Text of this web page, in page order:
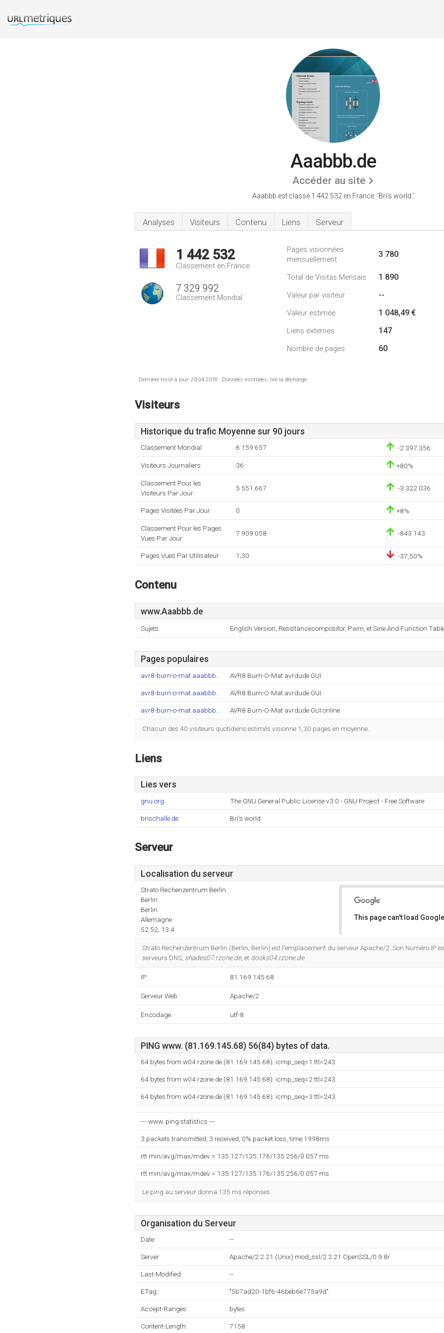
Aaabbb.de
Accéder au site
Aaabbb est classé 1 442 532 en France. 'Bri's world.'
Analyses Visiteurs Contenu Liens Serveur
1 442 532
Classement en France
7 329 992
Classement Mondial
Pages visionnées
mensuellement
3 780
Total de Visitas Mensais 1 890
Valeur par visiteur --
Valeur estimée 1 048,49 €
Liens externes 147
Nombre de pages 60
Dernière mise à jour: 20-04-2018 . Données estimées, lire la décharge.
Visiteurs
Historique du trafic Moyenne sur 90 jours
Classement Mondial 6 159 657 -2 397 356
Visiteurs Journaliers 36 +80%
Classement Pour les
Visiteurs Par Jour
5 551 667 -3 322 036
Pages Visitées Par Jour 0 +8%
Classement Pour les Pages
Vues Par Jour
7 909 058 -843 143
Pages Vues Par Utilisateur 1,30 -37,50%
Contenu
www.Aaabbb.de
Sujets: English Version, Resistancecompositor, Pwm, et Sine And Function
Pages populaires
avr8-burn-o-mat.aaabbb.. AVR8 Burn-O-Mat avrdude GUI
avr8-burn-o-mat.aaabbb.. AVR8 Burn-O-Mat avrdude GUI
avr8-burn-o-mat.aaabbb.. AVR8 Burn-O-Mat avrdude GUI online
Chacun des 40 visiteurs quotidiens estimés visionne 1,30 pages en moyenne.
Liens
Lies vers
gnu.org The GNU General Public License v3.0 - GNU Project - Free Software
brischalle.de Bri's world
Serveur
Localisation du serveur
Strato Rechenzentrum Berlin
Berlin
Berlin
Allemagne
52.52, 13.4
This page can't load
Strato Rechenzentrum Berlin (Berlin, Berlin) est l'emplacement du serveur Apache/2. Son Numéro IP
serveurs DNS, shades07.rzone.de, et docks04.rzone.de.
IP: 81.169.145.68
Serveur Web: Apache/2
Encodage: utf-8
PING www. (81.169.145.68) 56(84) bytes of data.
64 bytes from w04.rzone.de (81.169.145.68): icmp_seq=1 ttl=243
64 bytes from w04.rzone.de (81.169.145.68): icmp_seq=2 ttl=243
64 bytes from w04.rzone.de (81.169.145.68): icmp_seq=3 ttl=243
--- www. ping statistics ---
3 packets transmitted, 3 received, 0% packet loss, time 1998ms
rtt min/avg/max/mdev = 135.127/135.176/135.256/0.057 ms
rtt min/avg/max/mdev = 135.127/135.176/135.256/0.057 ms
Le ping au serveur donna 135 ms réponses.
Organisation du Serveur
Date: --
Server: Apache/2.2.21 (Unix) mod_ssl/2.2.21 OpenSSL/0.9.8r
Last-Modified: --
ETag: "5b7ad20-1bf6-46beb6e775a9d"
Accept-Ranges: bytes
Content-Length: 7158